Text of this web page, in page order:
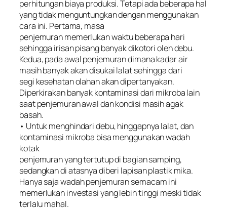
perhitungan biaya produksi. Tetapi ada beberapa hal
yang tidak menguntungkan dengan menggunakan
cara ini. Pertama, masa
penjemuran memerlukan waktu beberapa hari
sehingga irisan pisang banyak dikotori oleh debu.
Kedua, pada awal penjemuran dimana kadar air
masih banyak akan disukai lalat sehingga dari
segi kesehatan olahan akan dipertanyakan.
Diperkirakan banyak kontaminasi dari mikroba lain
saat penjemuran awal dan kondisi masih agak
basah.
• Untuk menghindari debu, hinggapnya lalat, dan
kontaminasi mikroba bisa menggunakan wadah
kotak
penjemuran yang tertutup di bagian samping,
sedangkan di atasnya diberi lapisan plastik mika.
Hanya saja wadah penjemuran semacam ini
memerlukan investasi yang lebih tinggi meski tidak
terlalu mahal.